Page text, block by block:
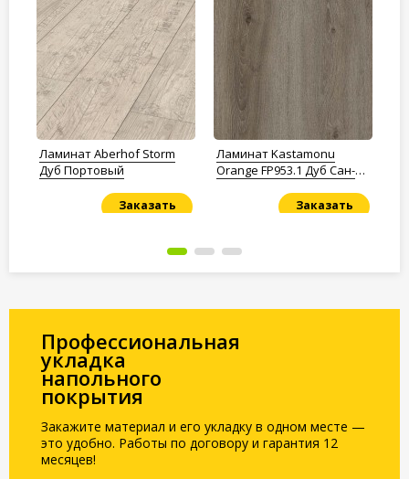
Ламинат Aberhof Storm
Дуб Портовый
Заказать
Ламинат Kastamonu
Orange FP953.1 Дуб Сан-
Заказать
Профессиональная
укладка
напольного
покрытия
Закажите материал и его укладку в одном месте —
это удобно. Работы по договору и гарантия 12
месяцев!